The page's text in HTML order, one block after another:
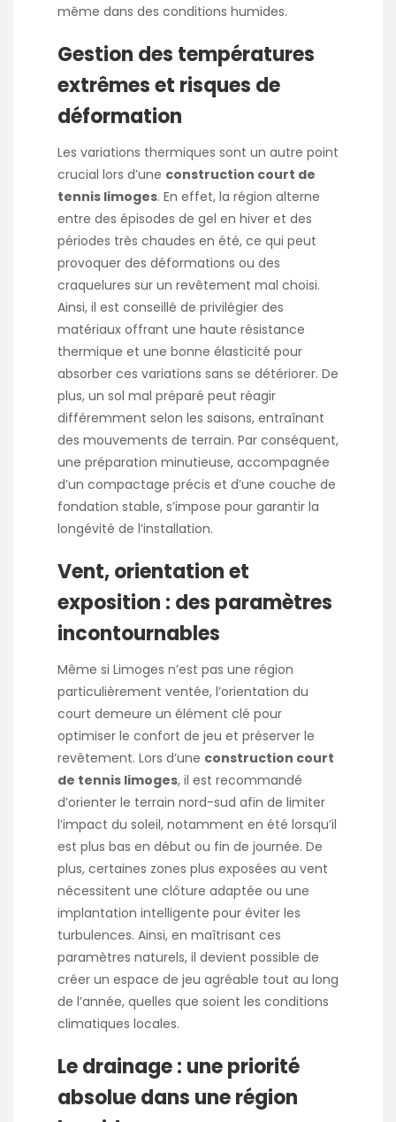
même dans des conditions humides.
Gestion des températures
extrêmes et risques de
déformation
Les variations thermiques sont un autre point
crucial lors d’une construction court de
tennis limoges. En effet, la région alterne
entre des épisodes de gel en hiver et des
périodes très chaudes en été, ce qui peut
provoquer des déformations ou des
craquelures sur un revêtement mal choisi.
Ainsi, il est conseillé de privilégier des
matériaux offrant une haute résistance
thermique et une bonne élasticité pour
absorber ces variations sans se détériorer. De
plus, un sol mal préparé peut réagir
différemment selon les saisons, entraînant
des mouvements de terrain. Par conséquent,
une préparation minutieuse, accompagnée
d’un compactage précis et d’une couche de
fondation stable, s’impose pour garantir la
longévité de l’installation.
Vent, orientation et
exposition : des paramètres
incontournables
Même si Limoges n’est pas une région
particulièrement ventée, l’orientation du
court demeure un élément clé pour
optimiser le confort de jeu et préserver le
revêtement. Lors d’une construction court
de tennis limoges, il est recommandé
d’orienter le terrain nord-sud afin de limiter
l’impact du soleil, notamment en été lorsqu’il
est plus bas en début ou fin de journée. De
plus, certaines zones plus exposées au vent
nécessitent une clôture adaptée ou une
implantation intelligente pour éviter les
turbulences. Ainsi, en maîtrisant ces
paramètres naturels, il devient possible de
créer un espace de jeu agréable tout au long
de l’année, quelles que soient les conditions
climatiques locales.
Le drainage : une priorité
absolue dans une région